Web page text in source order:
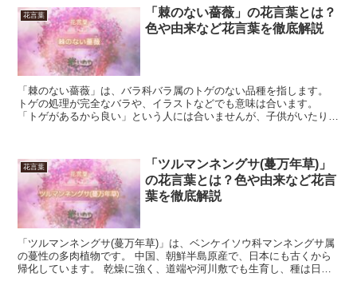
花言葉
「棘のない薔薇」の花言葉とは？
色や由来など花言葉を徹底解説
「棘のない薔薇」は、バラ科バラ属のトゲのない品種を指します。
トゲの処理が完全なバラや、イラストなどでも意味は合います。
「トゲがあるから良い」という人には合いませんが、子供がいたり、
花言葉
「ツルマンネングサ(蔓万年草)」
の花言葉とは？色や由来など花言
葉を徹底解説
「ツルマンネングサ(蔓万年草)」は、ベンケイソウ科マンネングサ属
の蔓性の多肉植物です。 中国、朝鮮半島原産で、日本にも古くから
帰化しています。 乾燥に強く、道端や河川敷でも生育し、種は日本